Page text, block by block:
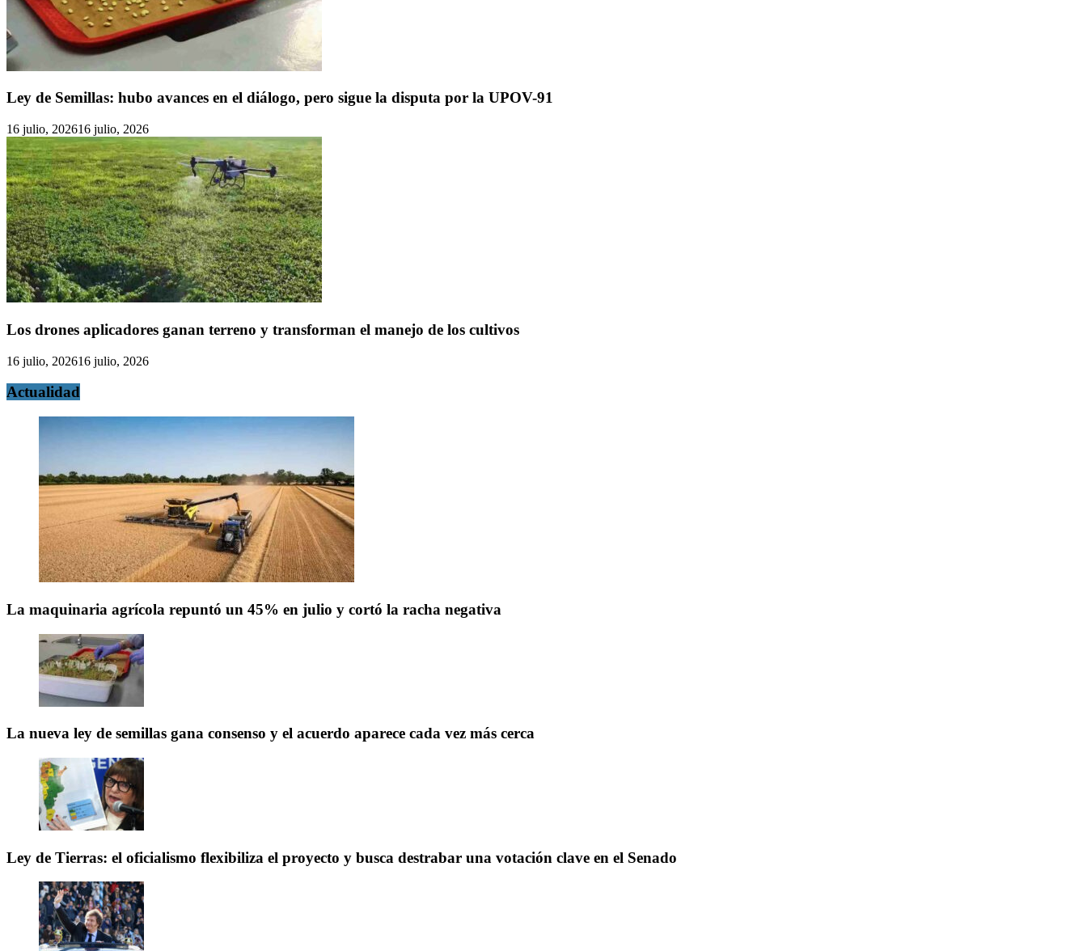
Ley de Semillas: hubo avances en el diálogo, pero sigue la disputa por la UPOV-91
16 julio, 202616 julio, 2026
Los drones aplicadores ganan terreno y transforman el manejo de los cultivos
16 julio, 202616 julio, 2026
Actualidad
La maquinaria agrícola repuntó un 45% en julio y cortó la racha negativa
La nueva ley de semillas gana consenso y el acuerdo aparece cada vez más cerca
Ley de Tierras: el oficialismo flexibiliza el proyecto y busca destrabar una votación clave en el Senado